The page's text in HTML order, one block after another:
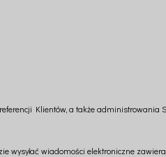
Klientów, a także administrowania
wysyłać wiadomości elektroniczne